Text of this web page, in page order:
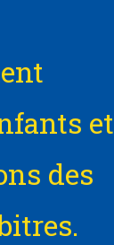
et
des